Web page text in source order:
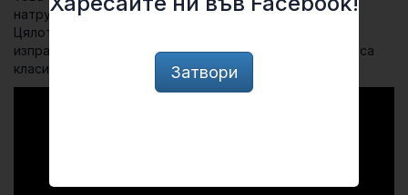
натрупали еквивалента на 200 години опит в играта.
Цялото това умение е събрано в AlphaStar, който е
изправен срещу двама професионални играчи, които са
класирани на 44 и 13 място в света.
Затвори